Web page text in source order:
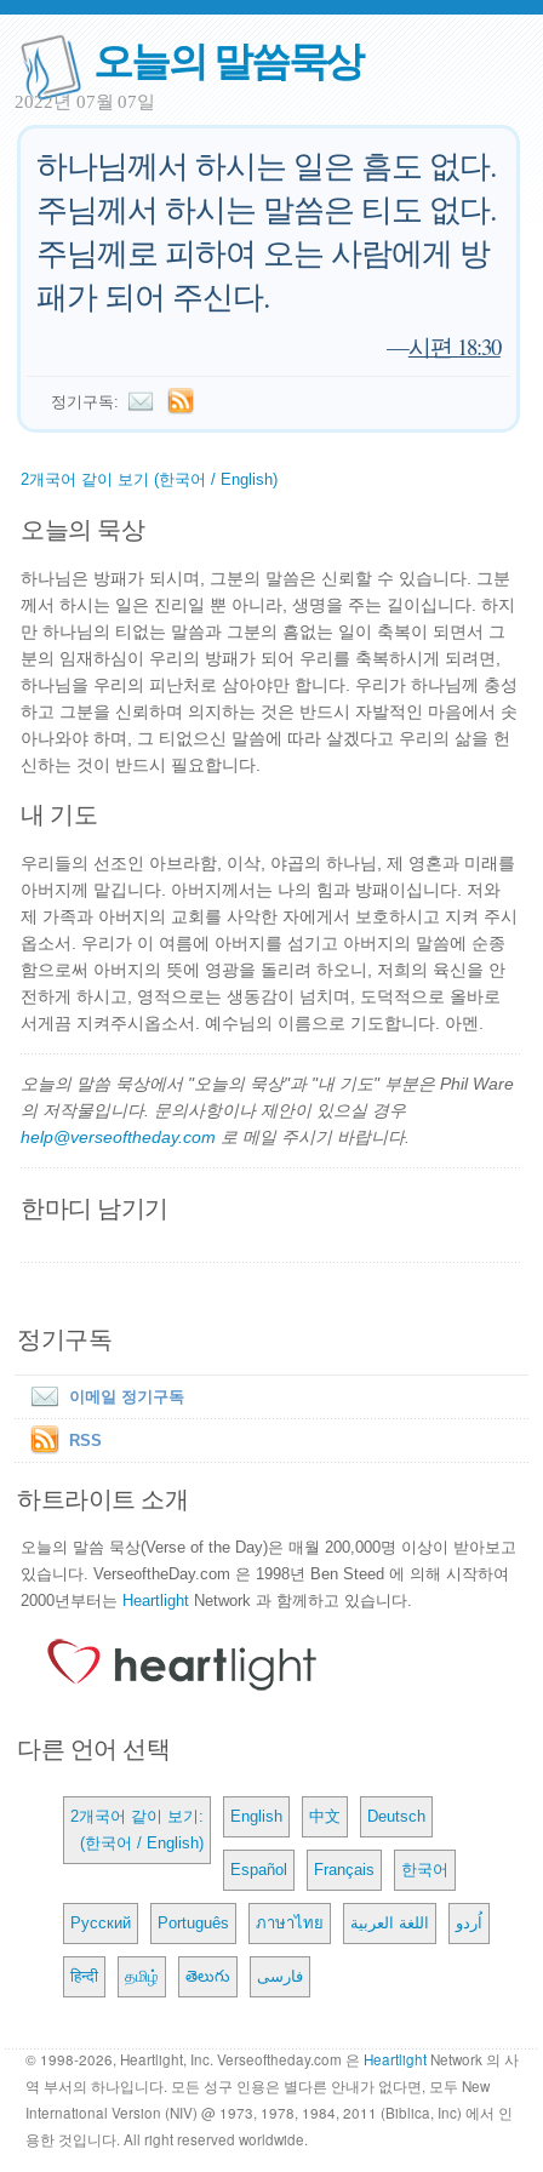
오늘의 말씀묵상
2022년 07월 07일
하나님께서 하시는 일은 흠도 없다.
주님께서 하시는 말씀은 티도 없다.
주님께로 피하여 오는 사람에게 방
패가 되어 주신다.
—시편 18:30
정기구독:
2개국어 같이 보기 (한국어 / English)
오늘의 묵상
하나님은 방패가 되시며, 그분의 말씀은 신뢰할 수 있습니다. 그분
께서 하시는 일은 진리일 뿐 아니라, 생명을 주는 길이십니다. 하지
만 하나님의 티없는 말씀과 그분의 흠없는 일이 축복이 되면서 그
분의 임재하심이 우리의 방패가 되어 우리를 축복하시게 되려면,
하나님을 우리의 피난처로 삼아야만 합니다. 우리가 하나님께 충성
하고 그분을 신뢰하며 의지하는 것은 반드시 자발적인 마음에서 솟
아나와야 하며, 그 티없으신 말씀에 따라 살겠다고 우리의 삶을 헌
신하는 것이 반드시 필요합니다.
내 기도
우리들의 선조인 아브라함, 이삭, 야곱의 하나님, 제 영혼과 미래를
아버지께 맡깁니다. 아버지께서는 나의 힘과 방패이십니다. 저와
제 가족과 아버지의 교회를 사악한 자에게서 보호하시고 지켜 주시
옵소서. 우리가 이 여름에 아버지를 섬기고 아버지의 말씀에 순종
함으로써 아버지의 뜻에 영광을 돌리려 하오니, 저희의 육신을 안
전하게 하시고, 영적으로는 생동감이 넘치며, 도덕적으로 올바로
서게끔 지켜주시옵소서. 예수님의 이름으로 기도합니다. 아멘.
오늘의 말씀 묵상에서 "오늘의 묵상"과 "내 기도" 부분은 Phil Ware
의 저작물입니다. 문의사항이나 제안이 있으실 경우
help@verseoftheday.com 로 메일 주시기 바랍니다.
한마디 남기기
정기구독
이메일 정기구독
RSS
하트라이트 소개
오늘의 말씀 묵상(Verse of the Day)은 매월 200,000명 이상이 받아보고
있습니다. VerseoftheDay.com 은 1998년 Ben Steed 에 의해 시작하여
2000년부터는 Heartlight Network 과 함께하고 있습니다.
다른 언어 선택
2개국어 같이 보기:
(한국어 / English)
English 中文 Deutsch
Español Français 한국어
Русский Português ภาษาไทย اللغة العربية اُردو
हिन्दी தமிழ் తెలుగు فارسی
© 1998-2026, Heartlight, Inc. Verseoftheday.com 은 Heartlight Network 의 사
역 부서의 하나입니다. 모든 성구 인용은 별다른 안내가 없다면, 모두 New
International Version (NIV) @ 1973, 1978, 1984, 2011 (Biblica, Inc) 에서 인
용한 것입니다. All right reserved worldwide.